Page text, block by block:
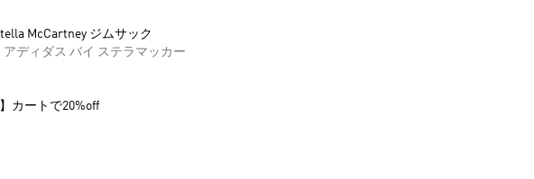
McCartney ジムサック
アディダス バイ ステラマッカー
カートで20%off